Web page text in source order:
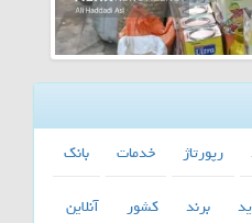
رپورتاژ خدمات
بانك
برند كشور
آنلاین